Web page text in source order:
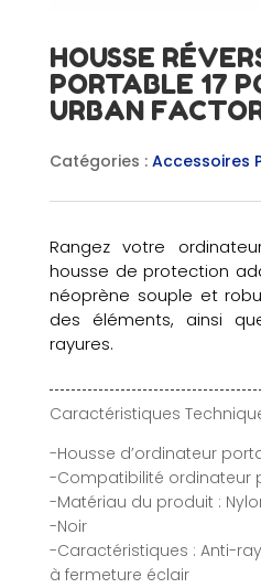
HOUSSE
PORTABLE 17
URBAN
Catégories : Accessoires
Rangez votre
housse de protection
néoprène souple et
des éléments, ainsi
rayures.
Caractéristiques
-Housse d’ordinateur
-Compatibilité ordinateur
-Matériau du produit :
-Noir
-Caractéristiques : Anti-
à fermeture éclair